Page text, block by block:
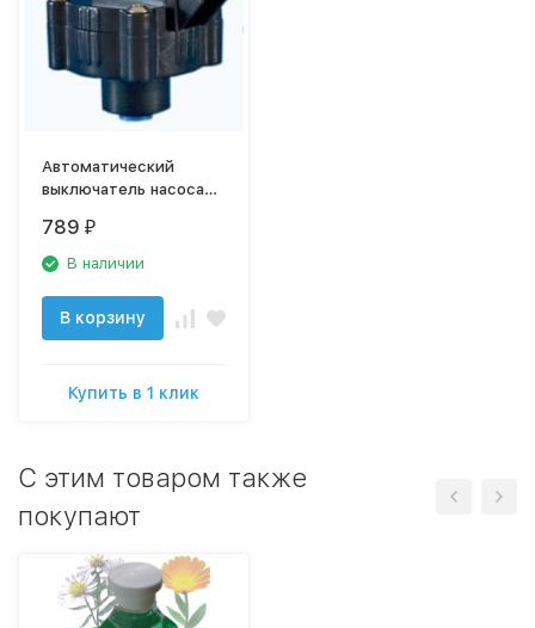
Автоматический
выключатель насоса
A-CV6231
789 ₽
В наличии
В корзину
Купить в 1 клик
C этим товаром также
покупают